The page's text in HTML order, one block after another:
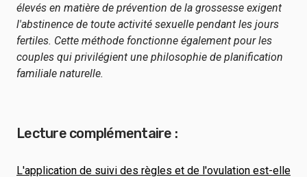
élevés en matière de prévention de la grossesse exigent
l'abstinence de toute activité sexuelle pendant les jours
fertiles. Cette méthode fonctionne également pour les
couples qui privilégient une philosophie de planification
familiale naturelle.
Lecture complémentaire :
L'application de suivi des règles et de l'ovulation est-elle